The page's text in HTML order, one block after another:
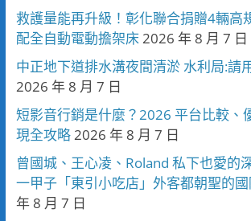
救護量能再升級！彰化聯合捐贈4輛
配全自動電動擔架床2026 年 8 月 7 日
中正地下道排水溝夜間清淤 水利局:請
2026 年 8 月 7 日
短影音行銷是什麼？2026 平台比較、
現全攻略2026 年 8 月 7 日
曾國城、王心凌、Roland 私下也愛的
一甲子「東引小吃店」外客都朝聖的
年 8 月 7 日